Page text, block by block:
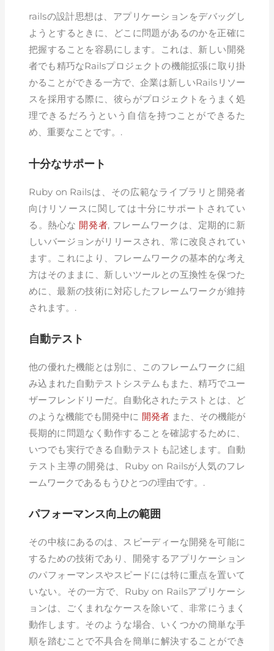
railsの設計思想は、アプリケーションをデバッグし
ようとするときに、どこに問題があるのかを正確に
把握することを容易にします。これは、新しい開発
者でも精巧なRailsプロジェクトの機能拡張に取り掛
かることができる一方で、企業は新しいRailsリソー
スを採用する際に、彼らがプロジェクトをうまく処
理できるだろうという自信を持つことができるた
め、重要なことです。.
十分なサポート
Ruby on Railsは、その広範なライブラリと開発者
向けリソースに関しては十分にサポートされてい
る。熱心な 開発者, フレームワークは、定期的に新
しいバージョンがリリースされ、常に改良されてい
ます。これにより、フレームワークの基本的な考え
方はそのままに、新しいツールとの互換性を保つた
めに、最新の技術に対応したフレームワークが維持
されます。.
自動テスト
他の優れた機能とは別に、このフレームワークに組
み込まれた自動テストシステムもまた、精巧でユー
ザーフレンドリーだ。自動化されたテストとは、ど
のような機能でも開発中に 開発者また、その機能が
長期的に問題なく動作することを確認するために、
いつでも実行できる自動テストも記述します。自動
テスト主導の開発は、Ruby on Railsが人気のフレ
ームワークであるもうひとつの理由です。.
パフォーマンス向上の範囲
その中核にあるのは、スピーディーな開発を可能に
するための技術であり、開発するアプリケーション
のパフォーマンスやスピードには特に重点を置いて
いない。その一方で、Ruby on Railsアプリケーシ
ョンは、ごくまれなケースを除いて、非常にうまく
動作します。そのような場合、いくつかの簡単な手
順を踏むことで不具合を簡単に解決することができ